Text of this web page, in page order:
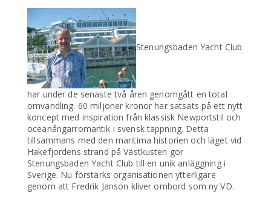
Stenungsbaden Yacht Club
har under de senaste två åren genomgått en total
omvandling. 60 miljoner kronor har satsats på ett nytt
koncept med inspiration från klassisk Newportstil och
oceanångarromantik i svensk tappning. Detta
tillsammans med den maritima historien och läget vid
Hakefjordens strand på Västkusten gör
Stenungsbaden Yacht Club till en unik anläggning i
Sverige. Nu förstärks organisationen ytterligare
genom att Fredrik Janson kliver ombord som ny VD.